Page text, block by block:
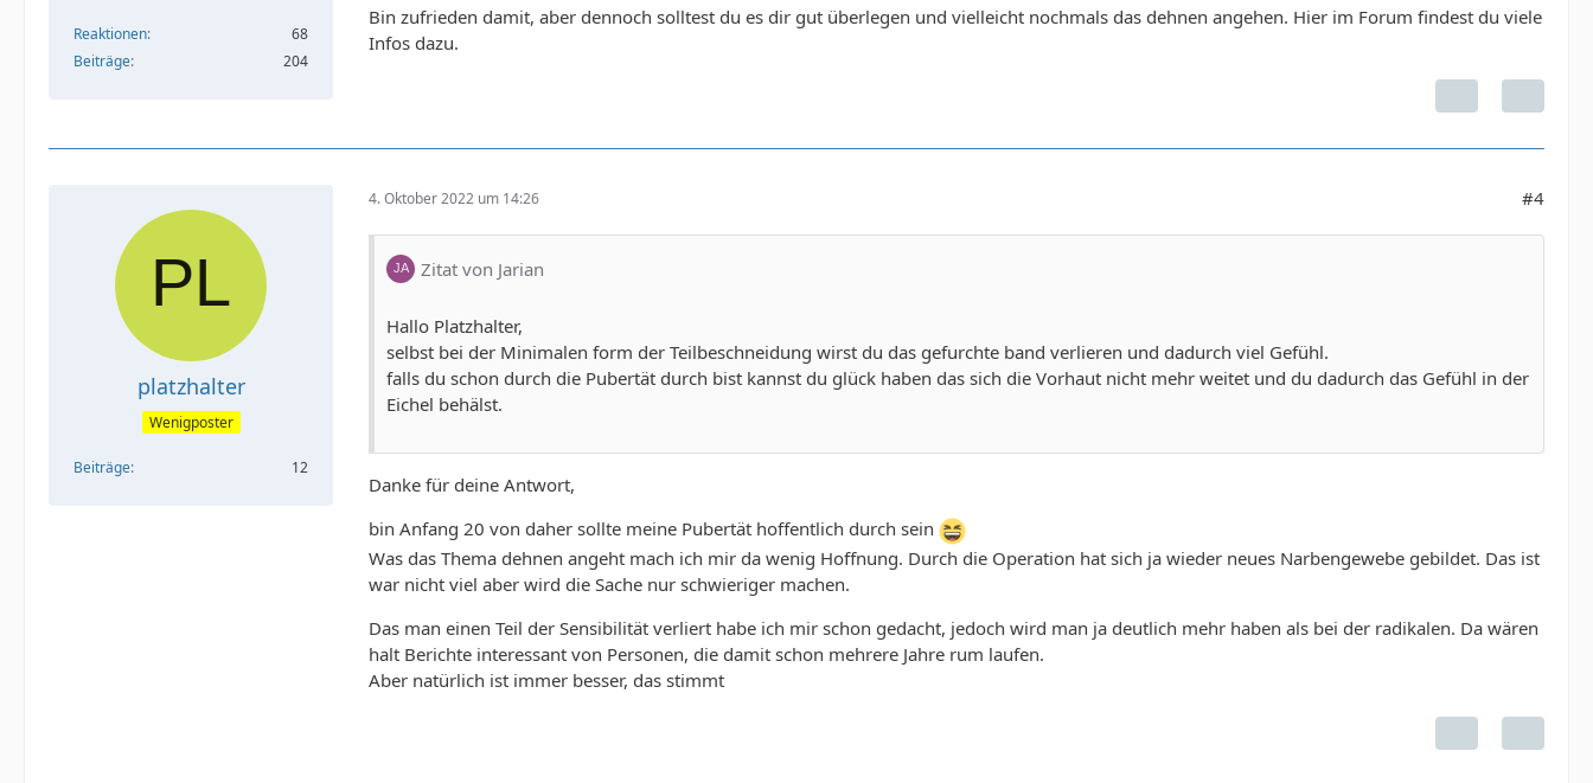
Reaktionen
68
Beiträge
204
Bin zufrieden damit, aber dennoch solltest du es dir gut überlegen und vielleicht nochmals das dehnen angehen. Hier im Forum findest du viele
Infos dazu.
platzhalter
Wenigposter
Beiträge 12
4. Oktober 2022 um 14:26 #4
Zitat von Jarian
Hallo Platzhalter,
selbst bei der Minimalen form der Teilbeschneidung wirst du das gefurchte band verlieren und dadurch viel Gefühl.
falls du schon durch die Pubertät durch bist kannst du glück haben das sich die Vorhaut nicht mehr weitet und du dadurch das Gefühl in der
Eichel behälst.
Danke für deine Antwort,
bin Anfang 20 von daher sollte meine Pubertät hoffentlich durch sein
Was das Thema dehnen angeht mach ich mir da wenig Hoffnung. Durch die Operation hat sich ja wieder neues Narbengewebe gebildet. Das ist
war nicht viel aber wird die Sache nur schwieriger machen.
Das man einen Teil der Sensibilität verliert habe ich mir schon gedacht, jedoch wird man ja deutlich mehr haben als bei der radikalen. Da wären
halt Berichte interessant von Personen, die damit schon mehrere Jahre rum laufen.
Aber natürlich ist immer besser, das stimmt